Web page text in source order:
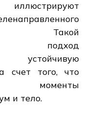
Такой
подход
счет того, что
моменты
и тело.